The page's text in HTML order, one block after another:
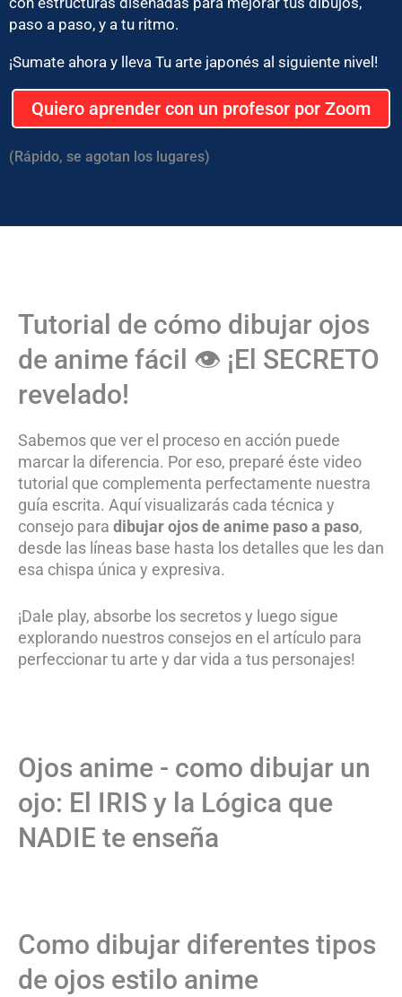
paso a paso, y a tu ritmo.
¡Sumate ahora y lleva Tu arte japonés al siguiente nivel!
Quiero aprender con un profesor por Zoom
(Rápido, se agotan los lugares)
Tutorial de cómo dibujar ojos
de anime fácil 👁️ ¡El SECRETO
revelado!
Sabemos que ver el proceso en acción puede
marcar la diferencia. Por eso, preparé éste video
tutorial que complementa perfectamente nuestra
guía escrita. Aquí visualizarás cada técnica y
consejo para dibujar ojos de anime paso a paso,
desde las líneas base hasta los detalles que les dan
esa chispa única y expresiva.
¡Dale play, absorbe los secretos y luego sigue
explorando nuestros consejos en el artículo para
perfeccionar tu arte y dar vida a tus personajes!
Ojos anime - como dibujar un
ojo: El IRIS y la Lógica que
NADIE te enseña
Como dibujar diferentes tipos
de ojos estilo anime